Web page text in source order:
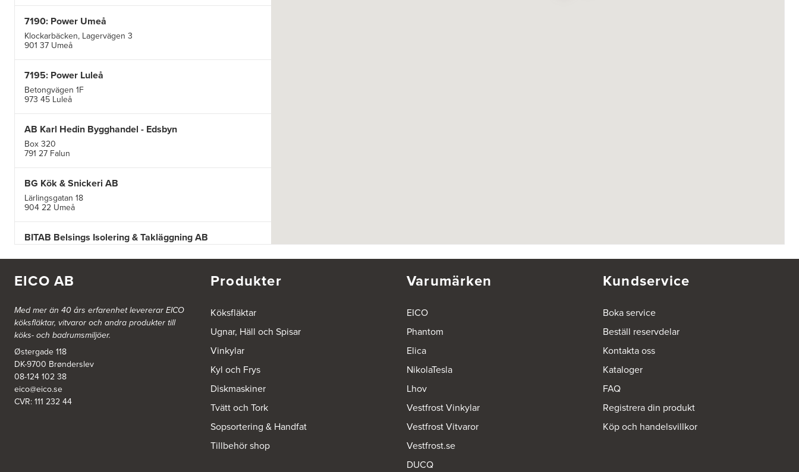
7190: Power Umeå
Klockarbäcken, Lagervägen 3
901 37 Umeå
7195: Power Luleå
Betongvägen 1F
973 45 Luleå
AB Karl Hedin Bygghandel - Edsbyn
Box 320
791 27 Falun
BG Kök & Snickeri AB
Lärlingsgatan 18
904 22 Umeå
BITAB Belsings Isolering & Takläggning AB
Dalsäng 2, 64592 Strängnäs
Tel.:0152-30277
BSA Kök & Bad AB
Johannefredsgatan 7
431 53 Mölndal
Ballingslöv Arninge
Hantverkarvägen 14
187 66 Täby
Tel.:0046-86300150
EICO AB
Med mer än 40 års erfarenhet levererar EICO
köksfläktar, vitvaror och andra produkter till
köks- och badrumsmiljöer.
Østergade 118
DK-9700 Brønderslev
08-124 102 38
eico@eico.se
CVR: 111 232 44
Produkter
Köksfläktar
Ugnar, Häll och Spisar
Vinkylar
Kyl och Frys
Diskmaskiner
Tvätt och Tork
Sopsortering & Handfat
Tillbehör shop
Varumärken
EICO
Phantom
Elica
NikolaTesla
Lhov
Vestfrost Vinkylar
Vestfrost Vitvaror
Vestfrost.se
DUCQ
Kundservice
Boka service
Beställ reservdelar
Kontakta oss
Kataloger
FAQ
Registrera din produkt
Köp och handelsvillkor